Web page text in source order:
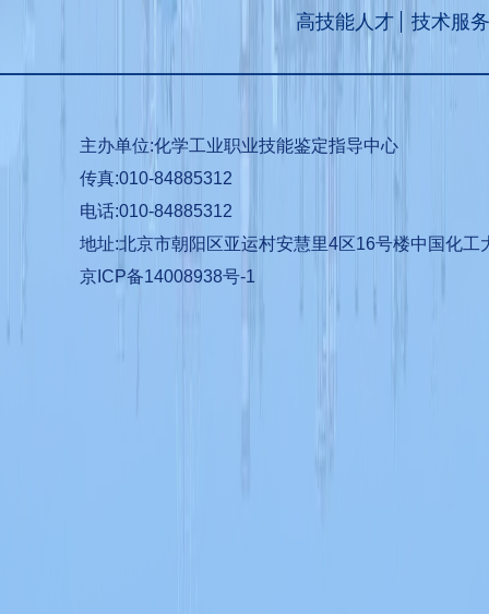
高技能人才
技术服务
主办单位:化学工业职业技能鉴定指导中心
传真:010-84885312
电话:010-84885312
地址:北京市朝阳区亚运村安慧里4区16号楼中国化工
京ICP备14008938号-1